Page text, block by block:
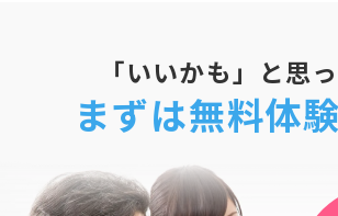
「いいかも」と思
まずは無料体